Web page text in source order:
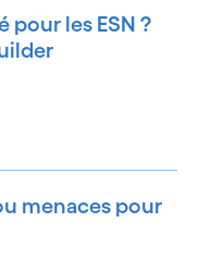
pour les ESN ?
menaces pour